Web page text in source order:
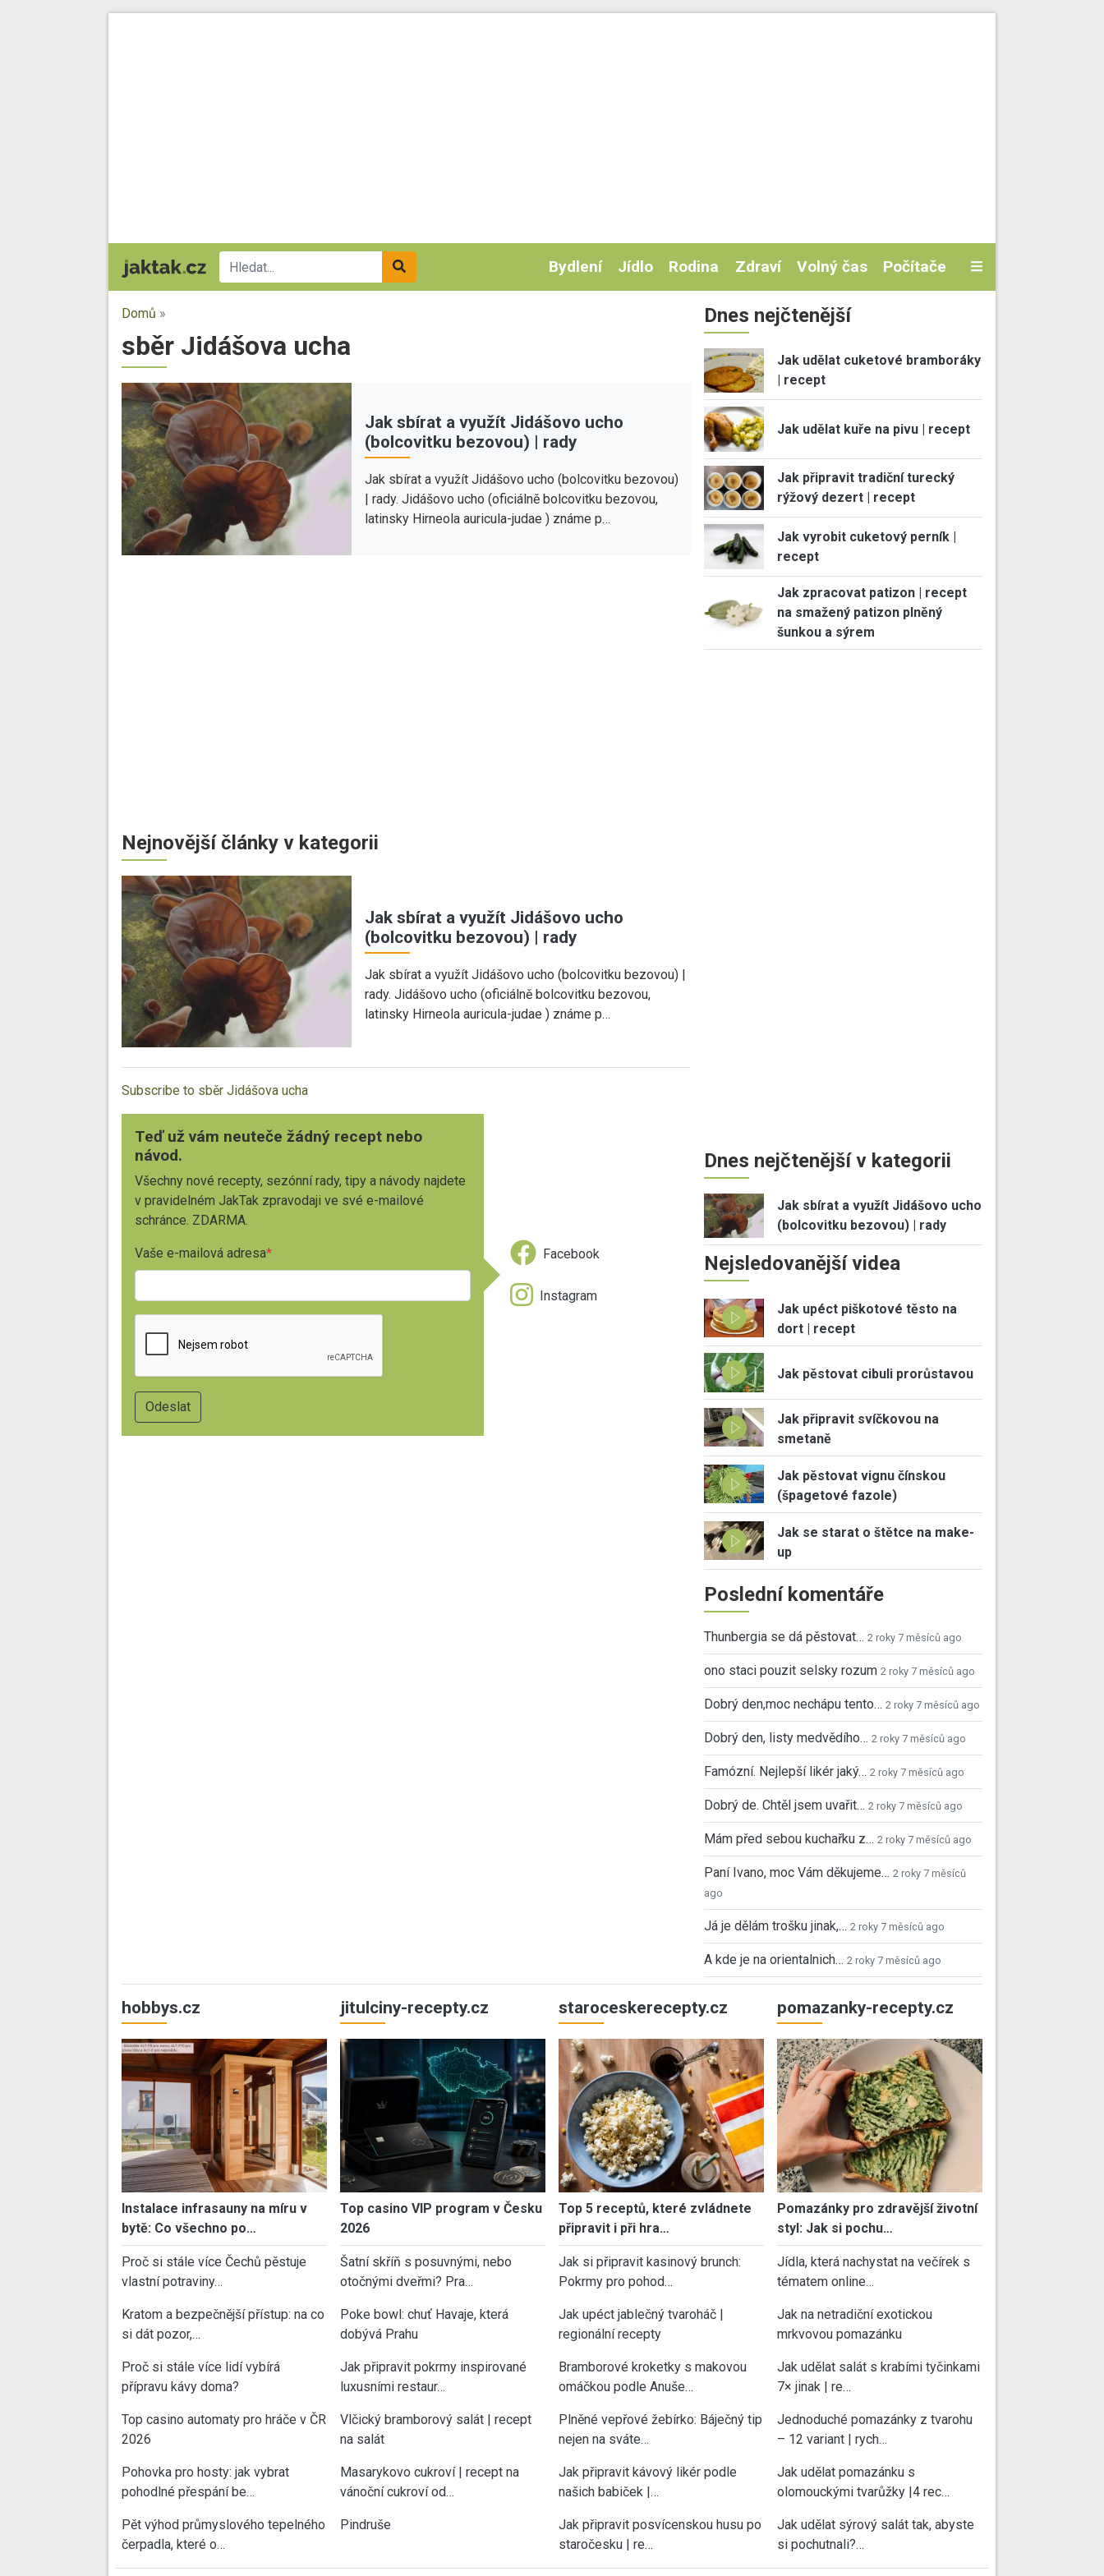
Bydlení Jídlo Rodina Zdraví Volný čas Počítače
Domů »
sběr Jidášova ucha
Jak sbírat a využít Jidášovo ucho
(bolcovitku bezovou) | rady
Jak sbírat a využít Jidášovo ucho (bolcovitku bezovou)
| rady. Jidášovo ucho (oficiálně bolcovitku bezovou,
latinsky Hirneola auricula-judae ) známe p…
Nejnovější články v kategorii
Jak sbírat a využít Jidášovo ucho
(bolcovitku bezovou) | rady
Jak sbírat a využít Jidášovo ucho (bolcovitku bezovou) |
rady. Jidášovo ucho (oficiálně bolcovitku bezovou,
latinsky Hirneola auricula-judae ) známe p…
Subscribe to sběr Jidášova ucha
Teď už vám neuteče žádný recept nebo
návod.
Všechny nové recepty, sezónní rady, tipy a návody najdete
v pravidelném JakTak zpravodaji ve své e-mailové
schránce. ZDARMA.
Vaše e-mailová adresa Facebook
Instagram
Dnes nejčtenější
Jak udělat cuketové bramboráky
| recept
Jak udělat kuře na pivu | recept
Jak připravit tradiční turecký
rýžový dezert | recept
Jak vyrobit cuketový perník |
recept
Jak zpracovat patizon | recept
na smažený patizon plněný
šunkou a sýrem
Dnes nejčtenější v kategorii
Jak sbírat a využít Jidášovo ucho
(bolcovitku bezovou) | rady
Nejsledovanější videa
Jak upéct piškotové těsto na
dort | recept
Jak pěstovat cibuli prorůstavou
Jak připravit svíčkovou na
smetaně
Jak pěstovat vignu čínskou
(špagetové fazole)
Jak se starat o štětce na make-
up
Poslední komentáře
Thunbergia se dá pěstovat… 2 roky 7 měsíců ago
ono staci pouzit selsky rozum 2 roky 7 měsíců ago
Dobrý den,moc nechápu tento… 2 roky 7 měsíců ago
Dobrý den, listy medvědího… 2 roky 7 měsíců ago
Famózní. Nejlepší likér jaký… 2 roky 7 měsíců ago
Dobrý de. Chtěl jsem uvařit… 2 roky 7 měsíců ago
Mám před sebou kuchařku z… 2 roky 7 měsíců ago
Paní Ivano, moc Vám děkujeme… 2 roky 7 měsíců
ago
Já je dělám trošku jinak,… 2 roky 7 měsíců ago
A kde je na orientalnich… 2 roky 7 měsíců ago
hobbys.cz
Instalace infrasauny na míru v
bytě: Co všechno po…
Proč si stále více Čechů pěstuje
vlastní potraviny…
Kratom a bezpečnější přístup: na co
si dát pozor,…
Proč si stále více lidí vybírá
přípravu kávy doma?
Top casino automaty pro hráče v ČR
2026
Pohovka pro hosty: jak vybrat
pohodlné přespání be…
Pět výhod průmyslového tepelného
čerpadla, které o…
jitulciny-recepty.cz
Top casino VIP program v Česku
2026
Šatní skříň s posuvnými, nebo
otočnými dveřmi? Pra…
Poke bowl: chuť Havaje, která
dobývá Prahu
Jak připravit pokrmy inspirované
luxusními restaur…
Vlčický bramborový salát | recept
na salát
Masarykovo cukroví | recept na
vánoční cukroví od…
Pindruše
staroceskerecepty.cz
Top 5 receptů, které zvládnete
připravit i při hra…
Jak si připravit kasinový brunch:
Pokrmy pro pohod…
Jak upéct jablečný tvaroháč |
regionální recepty
Bramborové kroketky s makovou
omáčkou podle Anuše…
Plněné vepřové žebírko: Báječný tip
nejen na sváte…
Jak připravit kávový likér podle
našich babiček |…
Jak připravit posvícenskou husu po
staročesku | re…
pomazanky-recepty.cz
Pomazánky pro zdravější životní
styl: Jak si pochu…
Jídla, která nachystat na večírek s
tématem online…
Jak na netradiční exotickou
mrkvovou pomazánku
Jak udělat salát s krabími tyčinkami
7× jinak | re…
Jednoduché pomazánky z tvarohu
– 12 variant | rych…
Jak udělat pomazánku s
olomouckými tvarůžky |4 rec…
Jak udělat sýrový salát tak, abyste
si pochutnali?…